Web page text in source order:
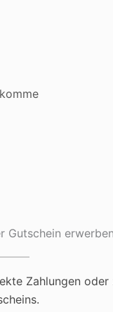
Gutschein erwerben
Zahlungen oder